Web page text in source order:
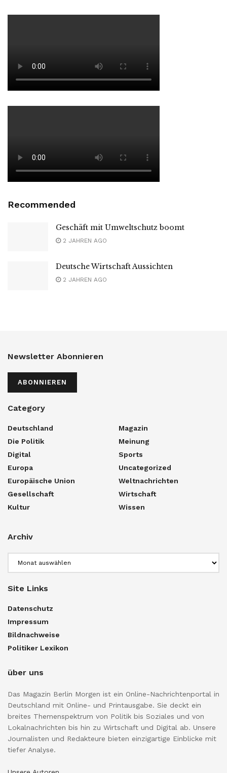
Recommended
Geschäft mit Umweltschutz boomt
2 JAHREN AGO
Deutsche Wirtschaft Aussichten
2 JAHREN AGO
Newsletter Abonnieren
ABONNIEREN
Category
Deutschland
Die Politik
Digital
Europa
Europäische Union
Gesellschaft
Kultur
Magazin
Meinung
Sports
Uncategorized
Weltnachrichten
Wirtschaft
Wissen
Archiv
Site Links
Datenschutz
Impressum
Bildnachweise
Politiker Lexikon
über uns
Das Magazin Berlin Morgen ist ein Online-Nachrichtenportal in
Deutschland mit Online- und Printausgabe. Sie deckt ein
breites Themenspektrum von Politik bis Soziales und von
Lokalnachrichten bis hin zu Wirtschaft und Digital ab. Unsere
Journalisten und Redakteure bieten einzigartige Einblicke mit
tiefer Analyse.